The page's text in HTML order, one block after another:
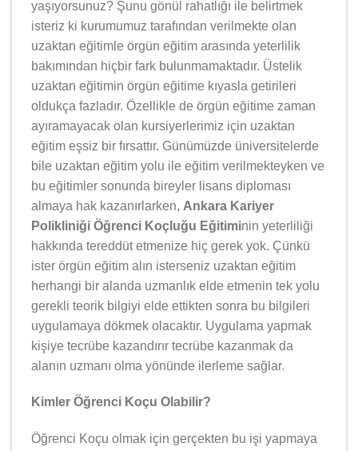
yaşıyorsunuz? Şunu gönül rahatlığı ile belirtmek
isteriz ki kurumumuz tarafından verilmekte olan
uzaktan eğitimle örgün eğitim arasında yeterlilik
bakımından hiçbir fark bulunmamaktadır. Üstelik
uzaktan eğitimin örgün eğitime kıyasla getirileri
oldukça fazladır. Özellikle de örgün eğitime zaman
ayıramayacak olan kursiyerlerimiz için uzaktan
eğitim eşsiz bir fırsattır. Günümüzde üniversitelerde
bile uzaktan eğitim yolu ile eğitim verilmekteyken ve
bu eğitimler sonunda bireyler lisans diploması
almaya hak kazanırlarken, Ankara Kariyer
Polikliniği Öğrenci Koçluğu Eğitiminin yeterliliği
hakkında tereddüt etmenize hiç gerek yok. Çünkü
ister örgün eğitim alın isterseniz uzaktan eğitim
herhangi bir alanda uzmanlık elde etmenin tek yolu
gerekli teorik bilgiyi elde ettikten sonra bu bilgileri
uygulamaya dökmek olacaktır. Uygulama yapmak
kişiye tecrübe kazandırır tecrübe kazanmak da
alanın uzmanı olma yönünde ilerleme sağlar.
Kimler Öğrenci Koçu Olabilir?
Öğrenci Koçu olmak için gerçekten bu işi yapmaya